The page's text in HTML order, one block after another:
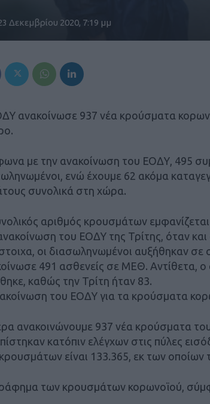
Δεκεμβρίου 2020, 7:19 μμ
ανακοίνωσε 937 νέα κρούσματα
με την ανακοίνωση του ΕΟΔΥ, 495
ενώ έχουμε 62 ακόμα
συνολικά στη χώρα.
αριθμός κρουσμάτων
του ΕΟΔΥ της Τρίτης, όταν
οι διασωληνωμένοι αυξήθηκαν
491 ασθενείς σε ΜΕΘ. Αντίθετα,
καθώς την Τρίτη ήταν 83.
του ΕΟΔΥ για τα κρούσματα
ανακοινώνουμε 937 νέα κρούσματα
κατόπιν ελέγχων στις πύλες
είναι 133.365, εκ των οποίων
των κρουσμάτων κορωνοϊού,